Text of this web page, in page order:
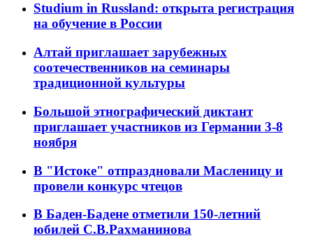
Studium in Russland: открыта регистрация
на обучение в России
Алтай приглашает зарубежных
соотечественников на семинары
традиционной культуры
Большой этнографический диктант
приглашает участников из Германии 3-8
ноября
В "Истоке" отпраздновали Масленицу и
провели конкурс чтецов
В Баден-Бадене отметили 150-летний
юбилей С.В.Рахманинова